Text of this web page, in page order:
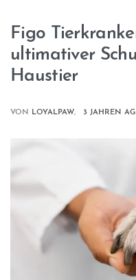
Figo
ultimativer
Haustier
VON LOYALPAW 3 JAHREN